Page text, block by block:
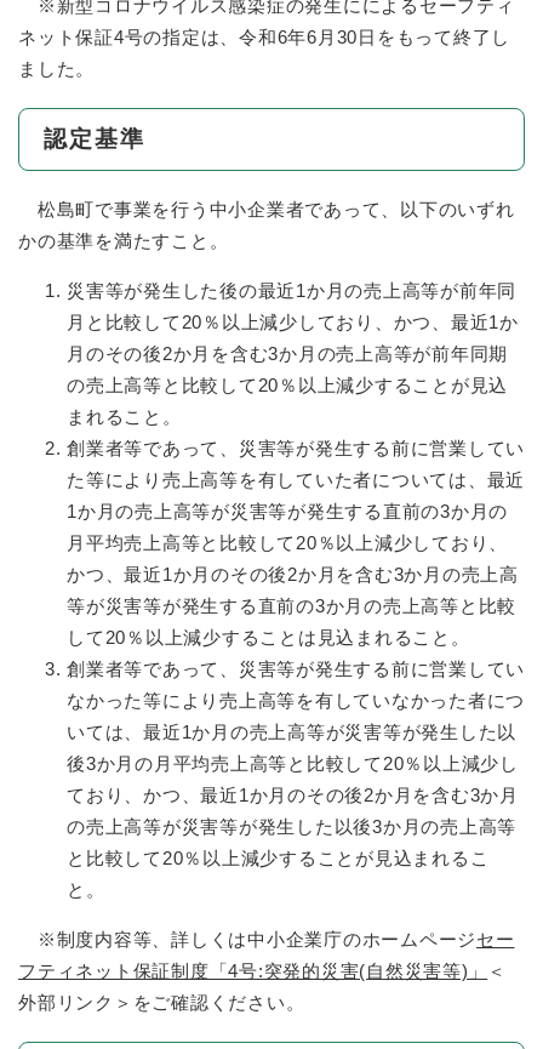
※新型コロナウイルス感染症の発生にによるセーフティ
ネット保証4号の指定は、令和6年6月30日をもって終了し
ました。
認定基準
松島町で事業を行う中小企業者であって、以下のいずれ
かの基準を満たすこと。
災害等が発生した後の最近1か月の売上高等が前年同
月と比較して20％以上減少しており、かつ、最近1か
月のその後2か月を含む3か月の売上高等が前年同期
の売上高等と比較して20％以上減少することが見込
まれること。
創業者等であって、災害等が発生する前に営業してい
た等により売上高等を有していた者については、最近
1か月の売上高等が災害等が発生する直前の3か月の
月平均売上高等と比較して20％以上減少しており、
かつ、最近1か月のその後2か月を含む3か月の売上高
等が災害等が発生する直前の3か月の売上高等と比較
して20％以上減少することは見込まれること。
創業者等であって、災害等が発生する前に営業してい
なかった等により売上高等を有していなかった者につ
いては、最近1か月の売上高等が災害等が発生した以
後3か月の月平均売上高等と比較して20％以上減少し
ており、かつ、最近1か月のその後2か月を含む3か月
の売上高等が災害等が発生した以後3か月の売上高等
と比較して20％以上減少することが見込まれるこ
と。
※制度内容等、詳しくは中小企業庁のホームページセー
フティネット保証制度「4号:突発的災害(自然災害等)」
＜
外部リンク＞ をご確認ください。